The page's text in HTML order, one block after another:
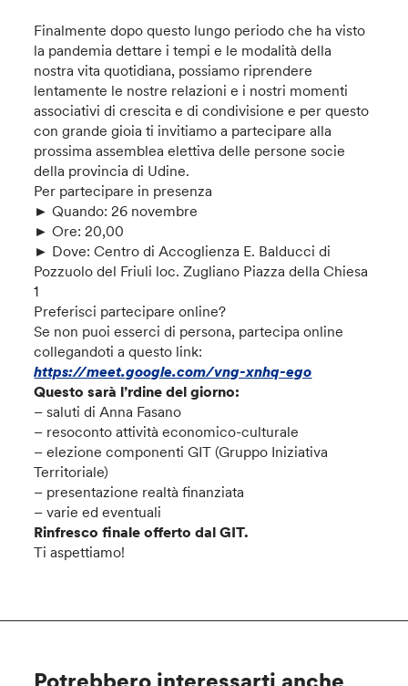
Finalmente dopo questo lungo periodo che ha visto
la pandemia dettare i tempi e le modalità della
nostra vita quotidiana, possiamo riprendere
lentamente le nostre relazioni e i nostri momenti
associativi di crescita e di condivisione e per questo
con grande gioia ti invitiamo a partecipare alla
prossima assemblea elettiva delle persone socie
della provincia di Udine.
Per partecipare in presenza
► Quando: 26 novembre
► Ore: 20,00
► Dove: Centro di Accoglienza E. Balducci di
Pozzuolo del Friuli loc. Zugliano Piazza della Chiesa
1
Preferisci partecipare online?
Se non puoi esserci di persona, partecipa online
collegandoti a questo link:
https://meet.google.com/vng-xnhq-ego
Questo sarà l’rdine del giorno:
– saluti di Anna Fasano
– resoconto attività economico-culturale
– elezione componenti GIT (Gruppo Iniziativa
Territoriale)
– presentazione realtà finanziata
– varie ed eventuali
Rinfresco finale offerto dal GIT.
Ti aspettiamo!